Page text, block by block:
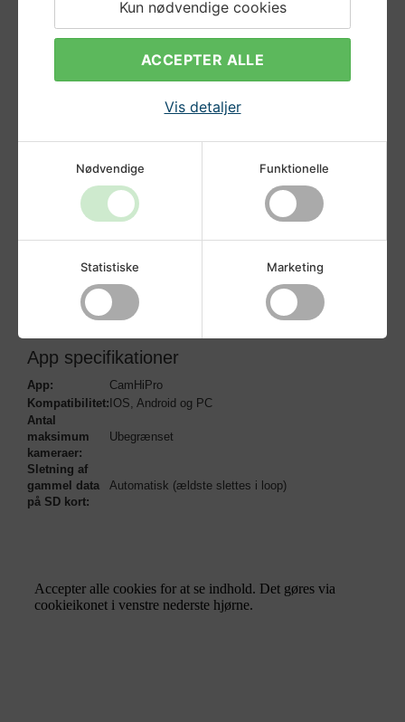
Kun nødvendige cookies
ACCEPTER ALLE
Vis detaljer
Nødvendige Funktionelle
Statistiske Marketing
Vind- & Vandtæt
Kameraet er et vind- og vandtæt kamera (IP66).
Udvidet Specifikationer
Z230 + FH8536E
TV system:
PAL/NTSC
3,6 mm
Op til 20 meter
Metal
Vandtæt:
IP66
12V 0,5A
Dimensioner:
Ø94,5 x 76 mm
Driftstemperatur:
-10°C ~ +50°C
App specifikationer
App:
CamHiPro
Kompatibilitet: IOS, Android og PC
Antal
maksimum
kameraer:
Ubegrænset
Sletning af
gammel data
på SD kort:
Automatisk (ældste slettes i loop)